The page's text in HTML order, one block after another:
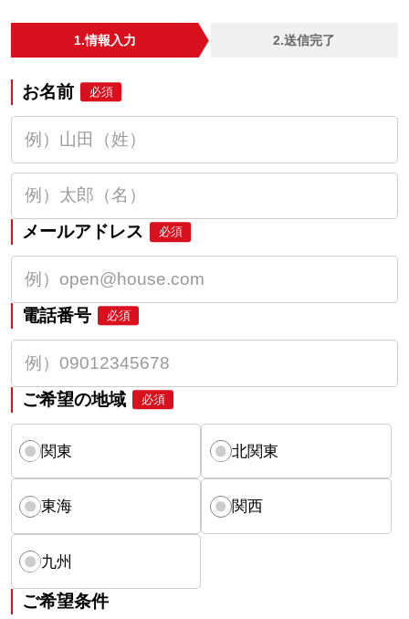
1.情報入力 2.送信完了
お名前 必須
メールアドレス 必須
電話番号 必須
ご希望の地域 必須
関東 北関東
東海 関西
九州
ご希望条件